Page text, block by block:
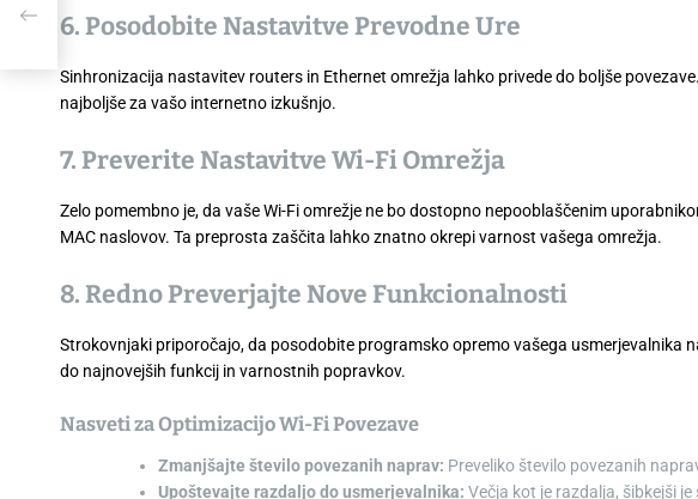
6. Posodobite Nastavitve Prevodne Ure
Sinhronizacija nastavitev routers in Ethernet omrežja lahko privede do boljše
najboljše za vašo internetno izkušnjo.
7. Preverite Nastavitve Wi-Fi Omrežja
Zelo pomembno je, da vaše Wi-Fi omrežje ne bo dostopno nepooblaščenim
MAC naslovov. Ta preprosta zaščita lahko znatno okrepi varnost vašega omrežja.
8. Redno Preverjajte Nove Funkcionalnosti
Strokovnjaki priporočajo, da posodobite programsko opremo vašega usmerjevalnika
do najnovejših funkcij in varnostnih popravkov.
Nasveti za Optimizacijo Wi-Fi Povezave
Zmanjšajte število povezanih naprav: Preveliko število povezanih
Upoštevajte razdaljo do usmerjevalnika: Večja kot je razdalja, šibkejši je